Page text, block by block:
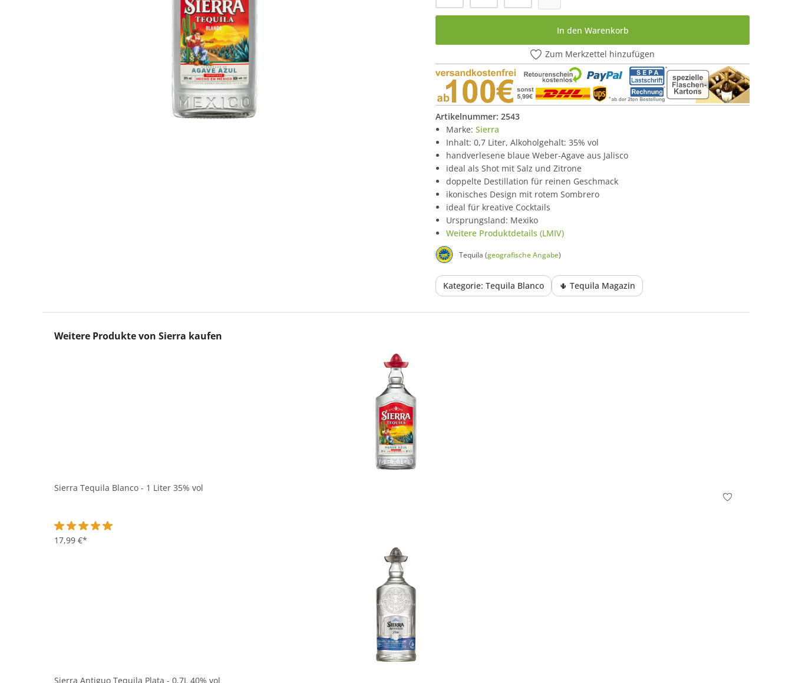
In den Warenkorb
Zum Merkzettel hinzufügen
Artikelnummer: 2543
Marke: Sierra
Inhalt: 0,7 Liter, Alkoholgehalt: 35% vol
handverlesene blaue Weber-Agave aus Jalisco
ideal als Shot mit Salz und Zitrone
doppelte Destillation für reinen Geschmack
ikonisches Design mit rotem Sombrero
ideal für kreative Cocktails
Ursprungsland: Mexiko
Weitere Produktdetails (LMIV)
Tequila (geografische Angabe)
Kategorie: Tequila Blanco 🌵 Tequila Magazin
Produktgalerie überspringen
Weitere Produkte von Sierra kaufen
Sierra Tequila Blanco - 1 Liter 35% vol
Durchschnittliche Bewertung von 5 von 5 Sternen
17,99 €*
In den Korb
Sierra Antiguo Tequila Plata - 0,7L 40% vol
In den Korb